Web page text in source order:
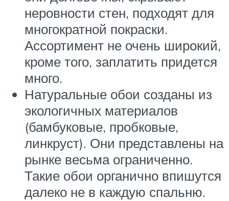
неровности стен, подходят для
многократной покраски.
Ассортимент не очень широкий,
кроме того, заплатить придется
много.
Натуральные обои созданы из
экологичных материалов
(бамбуковые, пробковые,
линкруст). Они представлены на
рынке весьма ограниченно.
Такие обои органично впишутся
далеко не в каждую спальню.